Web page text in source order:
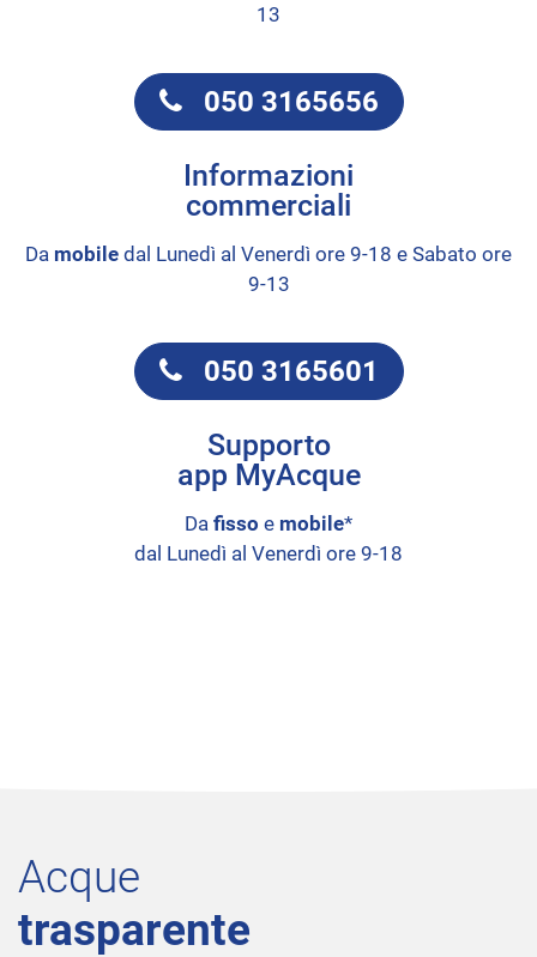
13
050 3165656
Informazioni
commerciali
Da mobile dal Lunedì al Venerdì ore 9-18 e Sabato ore
9-13
050 3165601
Supporto
app MyAcque
Da fisso e mobile*
dal Lunedì al Venerdì ore 9-18
Acque
trasparente